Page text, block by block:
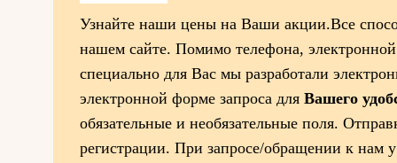
Узнайте наши цены на Ваши акции.Все
нашем сайте. Помимо телефона,
специально для Вас мы разработали
электронной форме запроса для Вашего
обязательные и необязательные поля.
регистрации. При запросе/обращении к нам